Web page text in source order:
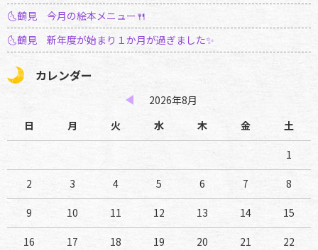
🌜鶴見 今月の絵本メニュー🍴
🌜鶴見 新年度が始まり１か月が過ぎました✨
カレンダー
2026年8月
日
月 火 水 木 金 土
1
2 3 4 5 6 7 8
9 10 11 12 13 14 15
16 17 18 19 20 21 22